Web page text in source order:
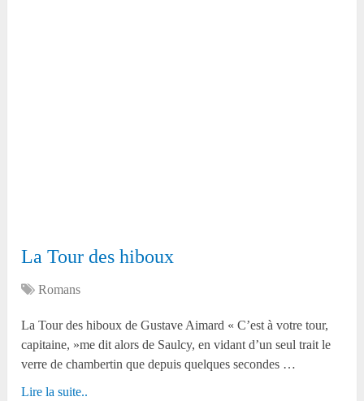
La Tour des hiboux
Romans
La Tour des hiboux de Gustave Aimard « C’est à votre tour,
capitaine, »me dit alors de Saulcy, en vidant d’un seul trait le
verre de chambertin que depuis quelques secondes …
Lire la suite..